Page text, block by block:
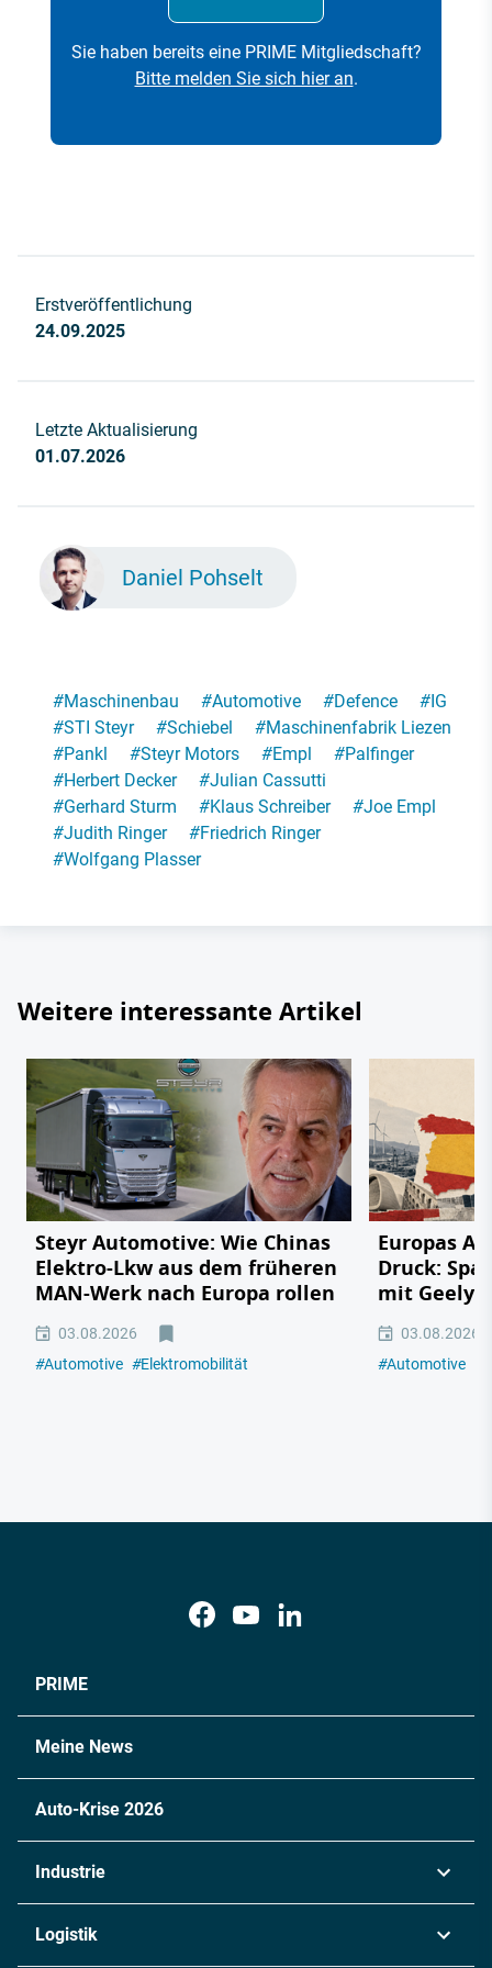
Sie haben bereits eine PRIME Mitgliedschaft?
Bitte melden Sie sich hier an.
Erstveröffentlichung
24.09.2025
Letzte Aktualisierung
01.07.2026
Daniel Pohselt
#Maschinenbau #Automotive #Defence #IG
#STI Steyr #Schiebel #Maschinenfabrik Liezen
#Pankl #Steyr Motors #Empl #Palfinger
#Herbert Decker #Julian Cassutti
#Gerhard Sturm #Klaus Schreiber #Joe Empl
#Judith Ringer #Friedrich Ringer
#Wolfgang Plasser
Weitere interessante Artikel
Steyr Automotive: Wie Chinas
Elektro-Lkw aus dem früheren
MAN-Werk nach Europa rollen
03.08.2026
#Automotive #Elektromobilität
Europas
Druck:
mit Geely,
03.08.2026
#Automotive
PRIME
Meine News
Auto-Krise 2026
Industrie
Logistik